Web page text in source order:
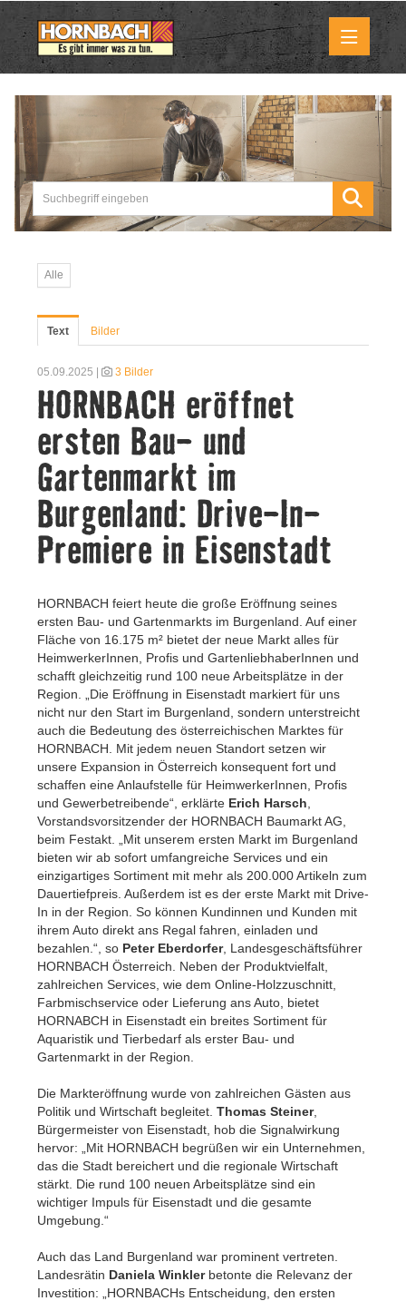
Medienmitteilungen
Pressemitteilungen
Downloads
Marktbilder
Kontakt
Alle
Text Bilder
05.09.2025 | 3 Bilder
HORNBACH eröffnet
ersten Bau- und
Gartenmarkt im
Burgenland: Drive-In-
Premiere in Eisenstadt
HORNBACH feiert heute die große Eröffnung seines
ersten Bau- und Gartenmarkts im Burgenland. Auf einer
Fläche von 16.175 m² bietet der neue Markt alles für
HeimwerkerInnen, Profis und GartenliebhaberInnen und
schafft gleichzeitig rund 100 neue Arbeitsplätze in der
Region. „Die Eröffnung in Eisenstadt markiert für uns
nicht nur den Start im Burgenland, sondern unterstreicht
auch die Bedeutung des österreichischen Marktes für
HORNBACH. Mit jedem neuen Standort setzen wir
unsere Expansion in Österreich konsequent fort und
schaffen eine Anlaufstelle für HeimwerkerInnen, Profis
und Gewerbetreibende“, erklärte Erich Harsch
Vorstandsvorsitzender der HORNBACH Baumarkt AG,
beim Festakt. „Mit unserem ersten Markt im Burgenland
bieten wir ab sofort umfangreiche Services und ein
einzigartiges Sortiment mit mehr als 200.000 Artikeln zum
Dauertiefpreis. Außerdem ist es der erste Markt mit Drive-
In in der Region. So können Kundinnen und Kunden mit
ihrem Auto direkt ans Regal fahren, einladen und
bezahlen.“, so Peter Eberdorfer, Landesgeschäftsführer
HORNBACH Österreich. Neben der Produktvielfalt,
zahlreichen Services, wie dem Online-Holzzuschnitt,
Farbmischservice oder Lieferung ans Auto, bietet
HORNABCH in Eisenstadt ein breites Sortiment für
Aquaristik und Tierbedarf als erster Bau- und
Gartenmarkt in der Region.
Die Markteröffnung wurde von zahlreichen Gästen aus
Politik und Wirtschaft begleitet. Thomas Steiner,
Bürgermeister von Eisenstadt, hob die Signalwirkung
hervor: „Mit HORNBACH begrüßen wir ein Unternehmen,
das die Stadt bereichert und die regionale Wirtschaft
stärkt. Die rund 100 neuen Arbeitsplätze sind ein
wichtiger Impuls für Eisenstadt und die gesamte
Umgebung.“
Auch das Land Burgenland war prominent vertreten.
Landesrätin Daniela Winklerbetonte die Relevanz der
Investition: „HORNBACHs Entscheidung, den ersten